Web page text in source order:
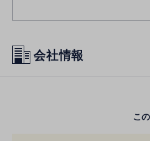
会社情報
こ